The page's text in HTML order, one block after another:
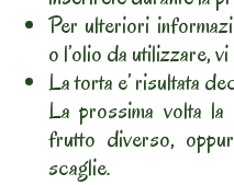
Per ulteriori
o l’olio da utilizzare,
La torta e’ risultata
La prossima volta
frutto diverso,
scaglie.